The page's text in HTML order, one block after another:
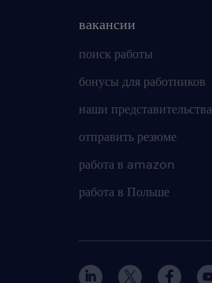
вакансии
поиск работы
бонусы для работников
наши представительства
отправить резюме
работа в amazon
работа в Польше